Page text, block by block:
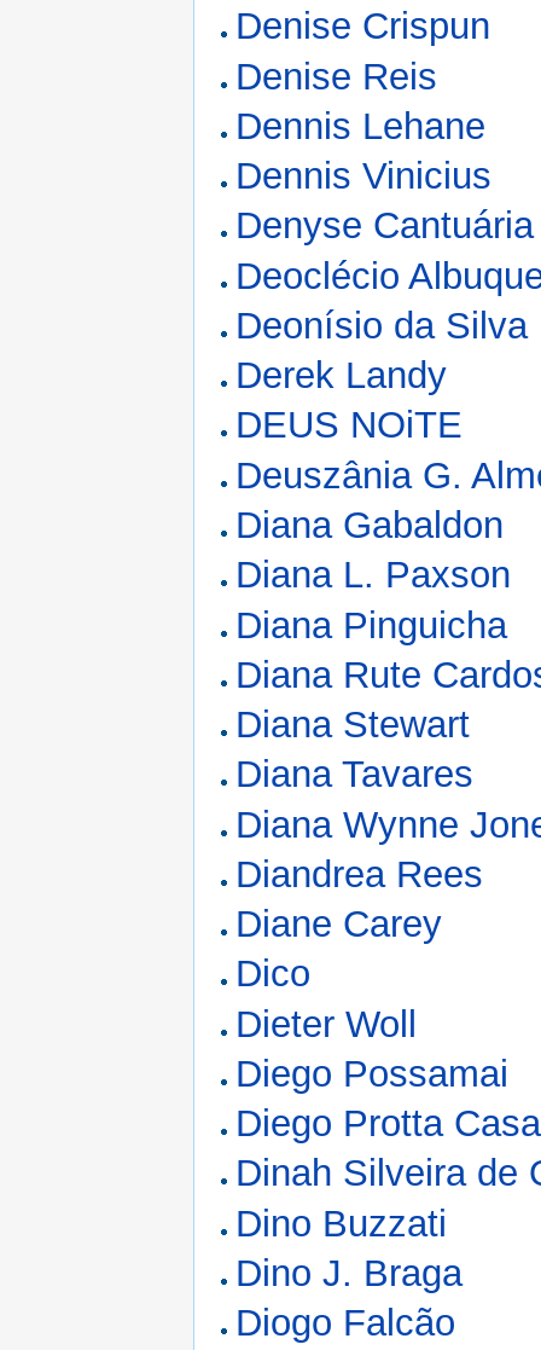
Denise Crispun
Denise Reis
Dennis Lehane
Dennis Vinicius
Denyse Cantuária
Deoclécio
Deonísio da Silva
Derek Landy
DEUS NOiTE
Deuszânia G.
Diana Gabaldon
Diana L. Paxson
Diana Pinguicha
Diana Rute
Diana Stewart
Diana Tavares
Diana Wynne
Diandrea Rees
Diane Carey
Dico
Dieter Woll
Diego Possamai
Diego Protta
Dinah Silveira de
Dino Buzzati
Dino J. Braga
Diogo Falcão